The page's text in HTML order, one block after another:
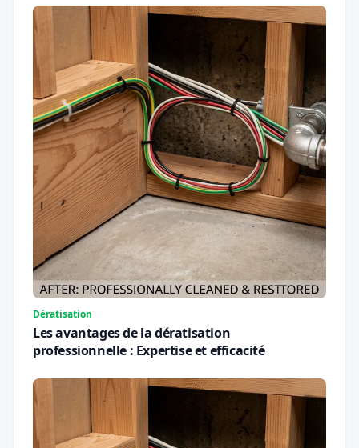
Dératisation
Les avantages de la dératisation
professionnelle : Expertise et efficacité